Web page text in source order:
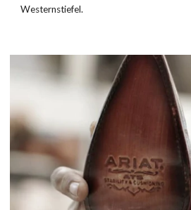
Westernstiefel.